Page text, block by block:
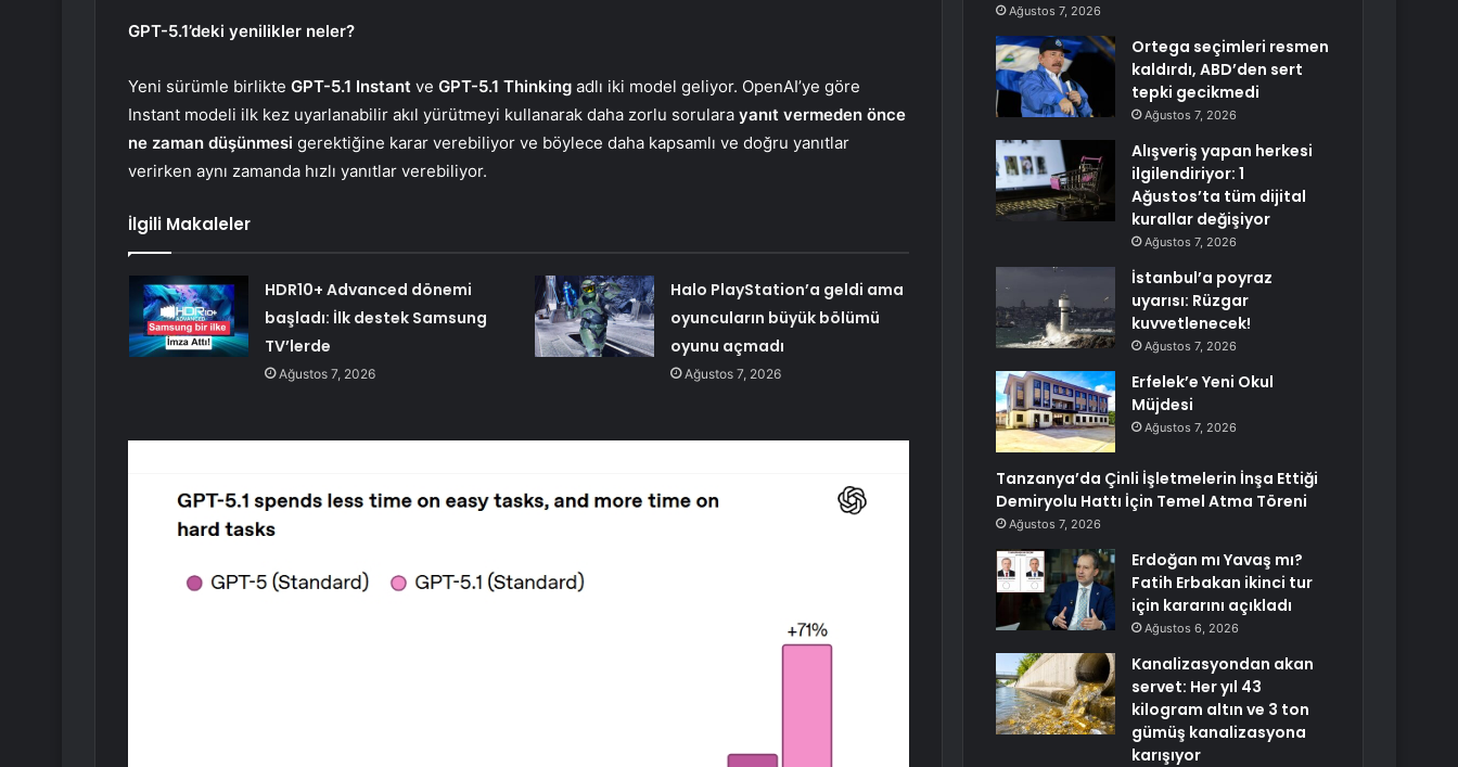
GPT-5.1’deki yenilikler neler?
Yeni sürümle birlikte GPT-5.1 Instant ve GPT-5.1 Thinking adlı iki model geliyor. OpenAI’ye göre
Instant modeli ilk kez uyarlanabilir akıl yürütmeyi kullanarak daha zorlu sorulara yanıt vermeden önce
ne zaman düşünmesi gerektiğine karar verebiliyor ve böylece daha kapsamlı ve doğru yanıtlar
verirken aynı zamanda hızlı yanıtlar verebiliyor.
İlgili Makaleler
HDR10+ Advanced dönemi
başladı: İlk destek Samsung
TV’lerde
Ağustos 7, 2026
Halo PlayStation’a geldi ama
oyuncuların büyük bölümü
oyunu açmadı
Ağustos 7, 2026
Ağustos 7, 2026
Ortega seçimleri resmen
kaldırdı, ABD’den sert
tepki gecikmedi
Ağustos 7, 2026
Alışveriş yapan herkesi
ilgilendiriyor: 1
Ağustos’ta tüm dijital
kurallar değişiyor
Ağustos 7, 2026
İstanbul’a poyraz
uyarısı: Rüzgar
kuvvetlenecek!
Ağustos 7, 2026
Erfelek’e Yeni Okul
Müjdesi
Ağustos 7, 2026
Tanzanya’da Çinli İşletmelerin İnşa Ettiği
Demiryolu Hattı İçin Temel Atma Töreni
Ağustos 7, 2026
Erdoğan mı Yavaş mı?
Fatih Erbakan ikinci tur
için kararını açıkladı
Ağustos 6, 2026
Kanalizasyondan akan
servet: Her yıl 43
kilogram altın ve 3 ton
gümüş kanalizasyona
karışıyor